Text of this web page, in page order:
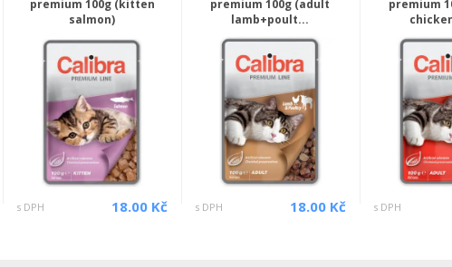
premium 100g (kitten
salmon)
s DPH 18.00 Kč
premium 100g (adult
lamb+poult...
s DPH 18.00 Kč
premium
s DPH